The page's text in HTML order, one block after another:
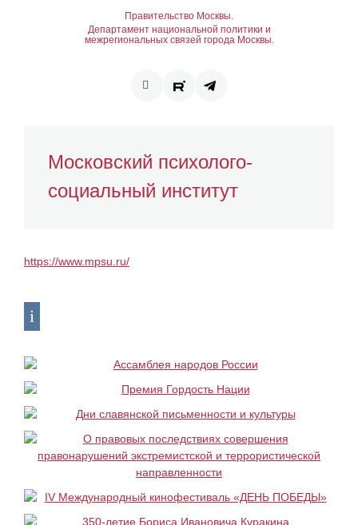
Правительство Москвы.
Департамент национальной политики и
межрегиональных связей города Москвы.
Московский психолого-
социальный институт
https://www.mpsu.ru/